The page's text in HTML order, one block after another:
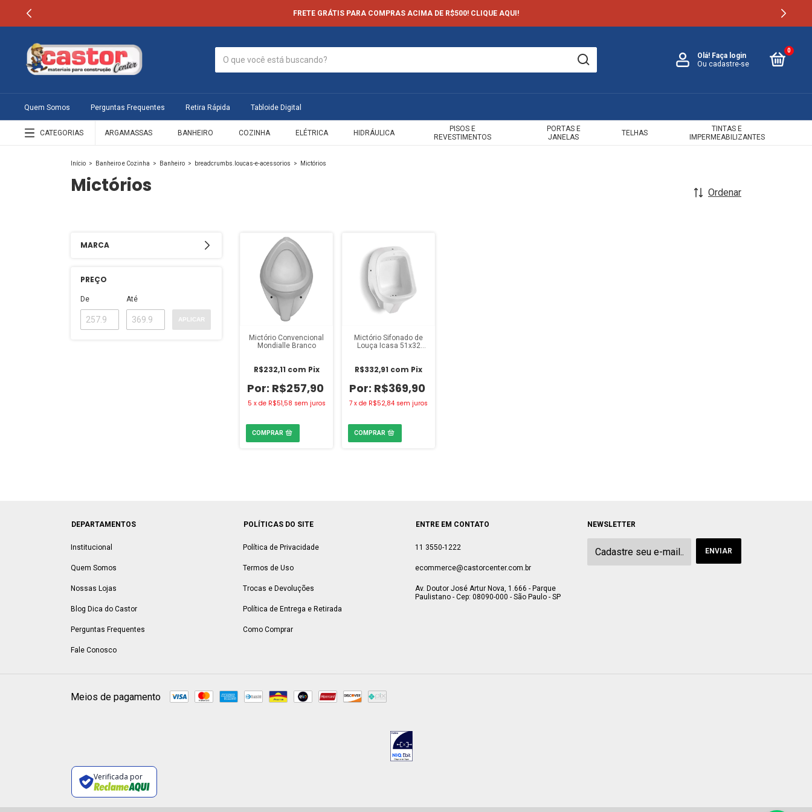
FRETE GRÁTIS PARA COMPRAS ACIMA DE R$500! CLIQUE AQUI!
Olá! Faça login
Ou cadastre-se
0
Quem Somos Perguntas Frequentes Retira Rápida Tabloide Digital
CATEGORIAS ARGAMASSAS BANHEIRO COZINHA ELÉTRICA HIDRÁULICA
PISOS E
REVESTIMENTOS
PORTAS E
JANELAS
TELHAS
TINTAS E
IMPERMEABILIZANTES
Início > Banheiro e Cozinha > Banheiro > breadcrumbs.loucas-e-acessorios > Mictórios
Mictórios Ordenar
MARCA
PREÇO
De Até
APLICAR
Mictório Convencional
Mondialle Branco
R$257,90
R$232,11 com Pix
5 x de R$51,58 sem juros
Mictório Sifonado de
Louça Icasa 51x32
R$369,90
R$332,91 com Pix
7 x de R$52,84 sem juros
DEPARTAMENTOS
Institucional
Quem Somos
Nossas Lojas
Blog Dica do Castor
Perguntas Frequentes
Fale Conosco
POLÍTICAS DO SITE
Política de Privacidade
Termos de Uso
Trocas e Devoluções
Política de Entrega e Retirada
Como Comprar
ENTRE EM CONTATO
11 3550-1222
ecommerce@castorcenter.com.br
Av. Doutor José Artur Nova, 1.666 - Parque
Paulistano - Cep: 08090-000 - São Paulo - SP
NEWSLETTER
Meios de pagamento
Verificada por